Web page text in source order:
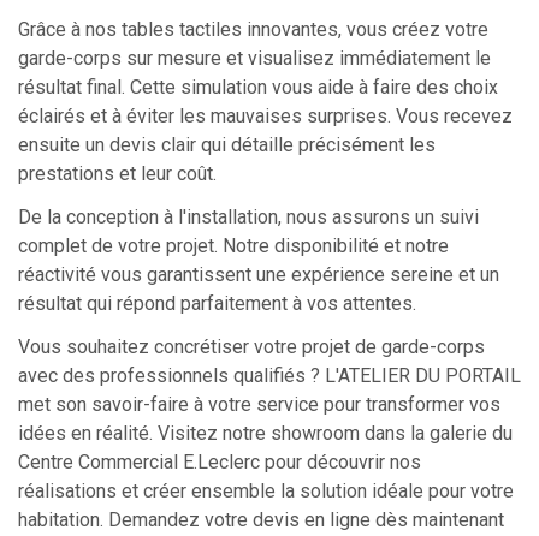
Grâce à nos tables tactiles innovantes, vous créez votre
garde-corps sur mesure et visualisez immédiatement le
résultat final. Cette simulation vous aide à faire des choix
éclairés et à éviter les mauvaises surprises. Vous recevez
ensuite un devis clair qui détaille précisément les
prestations et leur coût.
De la conception à l'installation, nous assurons un suivi
complet de votre projet. Notre disponibilité et notre
réactivité vous garantissent une expérience sereine et un
résultat qui répond parfaitement à vos attentes.
Vous souhaitez concrétiser votre projet de garde-corps
avec des professionnels qualifiés ? L'ATELIER DU PORTAIL
met son savoir-faire à votre service pour transformer vos
idées en réalité. Visitez notre showroom dans la galerie du
Centre Commercial E.Leclerc pour découvrir nos
réalisations et créer ensemble la solution idéale pour votre
habitation. Demandez votre devis en ligne dès maintenant